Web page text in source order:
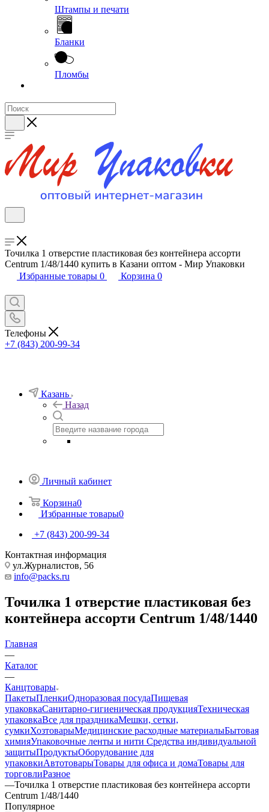
Штампы и печати
Бланки
Пломбы
Точилка 1 отверстие пластиковая без контейнера ассорти
Centrum 1/48/1440 купить в Казани оптом - Мир Упаковки
Избранные товары 0 Корзина 0
Телефоны
+7 (843) 200-99-34
Казань
Назад
Личный кабинет
Корзина0
Избранные товары0
+7 (843) 200-99-34
Контактная информация
ул.Журналистов, 56
info@packs.ru
Точилка 1 отверстие пластиковая без
контейнера ассорти Centrum 1/48/1440
Главная
—
Каталог
—
Канцтовары
ПакетыПленкиОдноразовая посудаПищевая
упаковкаСанитарно-гигиеническая продукцияТехническая
упаковкаВсе для праздникаМешки, сетки,
сумкиХозтоварыМедицинские расходные материалыБытовая
химияУпаковочные ленты и нити Средства индивидуальной
защитыПродуктыОборудование для
упаковкиАвтотоварыТовары для офиса и домаТовары для
торговлиРазное
—Точилка 1 отверстие пластиковая без контейнера ассорти
Centrum 1/48/1440
Популярное